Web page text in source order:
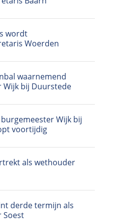
wordt
Woerden
waarnemend
bij Duurstede
Wijk bij
voortijdig
als wethouder
derde termijn als
Soest